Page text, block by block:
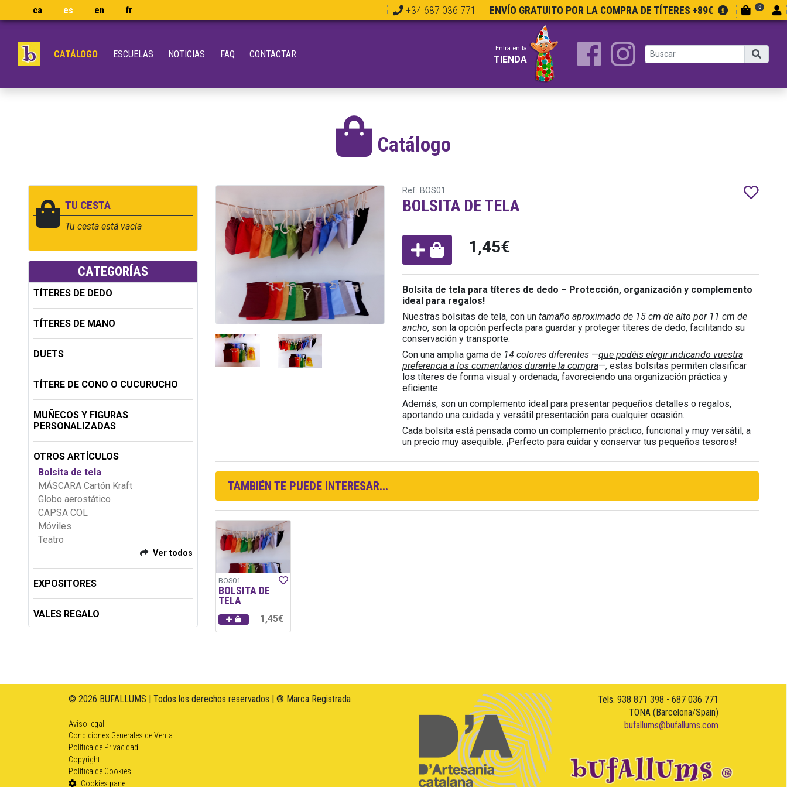
ca es en fr +34 687 036 771 ENVÍO GRATUITO POR LA COMPRA DE TÍTERES +89€ 0
CATÁLOGO ESCUELAS NOTICIAS FAQ CONTACTAR Entra en la
TIENDA
Catálogo
TU CESTA
Tu cesta está vacía
CATEGORÍAS
TÍTERES DE DEDO
TÍTERES DE MANO
DUETS
TÍTERE DE CONO O CUCURUCHO
MUÑECOS Y FIGURAS
PERSONALIZADAS
OTROS ARTÍCULOS
Bolsita de tela
MÁSCARA Cartón Kraft
Globo aerostático
CAPSA COL
Móviles
Teatro
Ver todos
EXPOSITORES
VALES REGALO
Ref: BOS01
BOLSITA DE TELA
1,45€
Bolsita de tela para títeres de dedo – Protección, organización y complemento
ideal para regalos!
Nuestras bolsitas de tela, con un tamaño aproximado de 15 cm de alto por 11 cm de
ancho, son la opción perfecta para guardar y proteger títeres de dedo, facilitando su
conservación y transporte.
Con una amplia gama de14 colores diferentes—que podéis elegir indicando vuestra
preferencia a los comentarios durante la compra—, estas bolsitas permiten clasificar
los títeres de forma visual y ordenada, favoreciendo una organización práctica y
eficiente.
Además, son un complemento ideal para presentar pequeños detalles o regalos,
aportando una cuidada y versátil presentación para cualquier ocasión.
Cada bolsita está pensada como un complemento práctico, funcional y muy versátil, a
un precio muy asequible. ¡Perfecto para cuidar y conservar tus pequeños tesoros!
TAMBIÉN TE PUEDE INTERESAR...
BOS01
BOLSITA DE
TELA
1,45€
© 2026 BUFALLUMS | Todos los derechos reservados | ® Marca Registrada
Aviso legal
Condiciones Generales de Venta
Política de Privacidad
Copyright
Política de Cookies
Cookies panel
Tels. 938 871 398 - 687 036 771
TONA (Barcelona/Spain)
bufallums@bufallums.com